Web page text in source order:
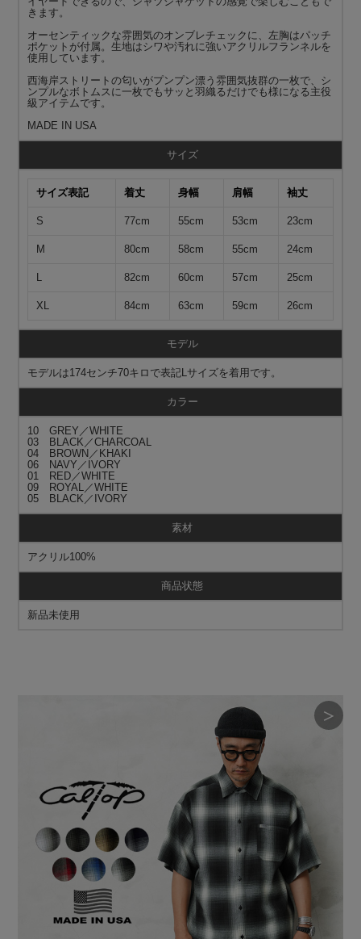
きます。
オーセンティックな雰囲気のオンブレチェックに、左胸はパッチ
ポケットが付属。生地はシワや汚れに強いアクリルフランネルを
使用しています。
西海岸ストリートの匂いがプンプン漂う雰囲気抜群の一枚で、シ
ンプルなボトムスに一枚でもサッと羽織るだけでも様になる主役
級アイテムです。
MADE IN USA
サイズ
サイズ表記 着丈 身幅 肩幅 袖丈
S 77cm 55cm 53cm 23cm
M 80cm 58cm 55cm 24cm
L 82cm 60cm 57cm 25cm
XL 84cm 63cm 59cm 26cm
モデル
モデルは174センチ70キロで表記Lサイズを着用です。
カラー
10 GREY／WHITE
03 BLACK／CHARCOAL
04 BROWN／KHAKI
06 NAVY／IVORY
01 RED／WHITE
09 ROYAL／WHITE
05 BLACK／IVORY
素材
アクリル100%
商品状態
新品未使用
＞